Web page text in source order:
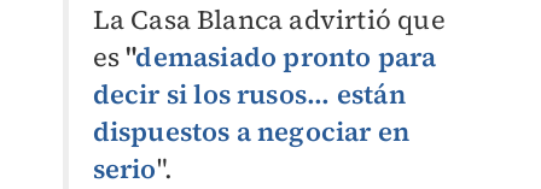
La Casa Blanca advirtió que
es"demasiado pronto para
decir si los rusos... están
dispuestos a negociar en
serio".